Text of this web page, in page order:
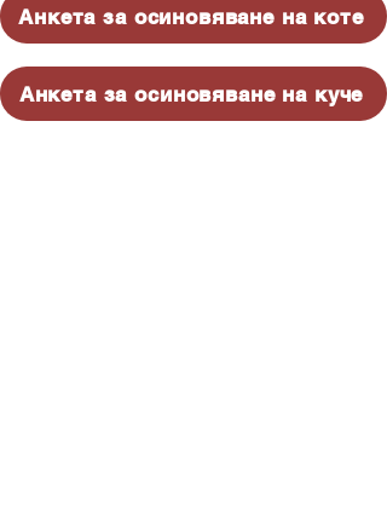
Анкета за осиновяване на коте
Анкета за осиновяване на куче